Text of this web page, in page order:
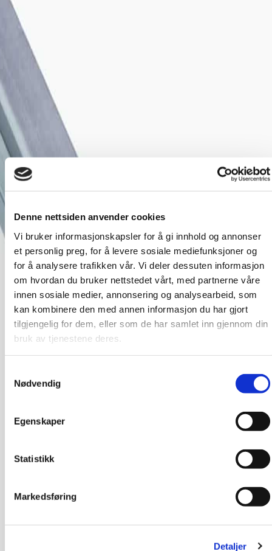
Denne nettsiden anvender cookies
Vi bruker informasjonskapsler for å gi innhold og annonser
et personlig preg, for å levere sosiale mediefunksjoner og
for å analysere trafikken vår. Vi deler dessuten informasjon
om hvordan du bruker nettstedet vårt, med partnerne våre
innen sosiale medier, annonsering og analysearbeid, som
kan kombinere den med annen informasjon du har gjort
tilgjengelig for dem, eller som de har samlet inn gjennom din
bruk av tjenestene deres.
Nødvendig
Egenskaper
Statistikk
Markedsføring
Detaljer